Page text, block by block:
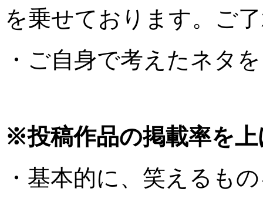
を乗せております。ご
・ご自身で考えたネタ
※投稿作品の掲載率を
・基本的に、笑えるも